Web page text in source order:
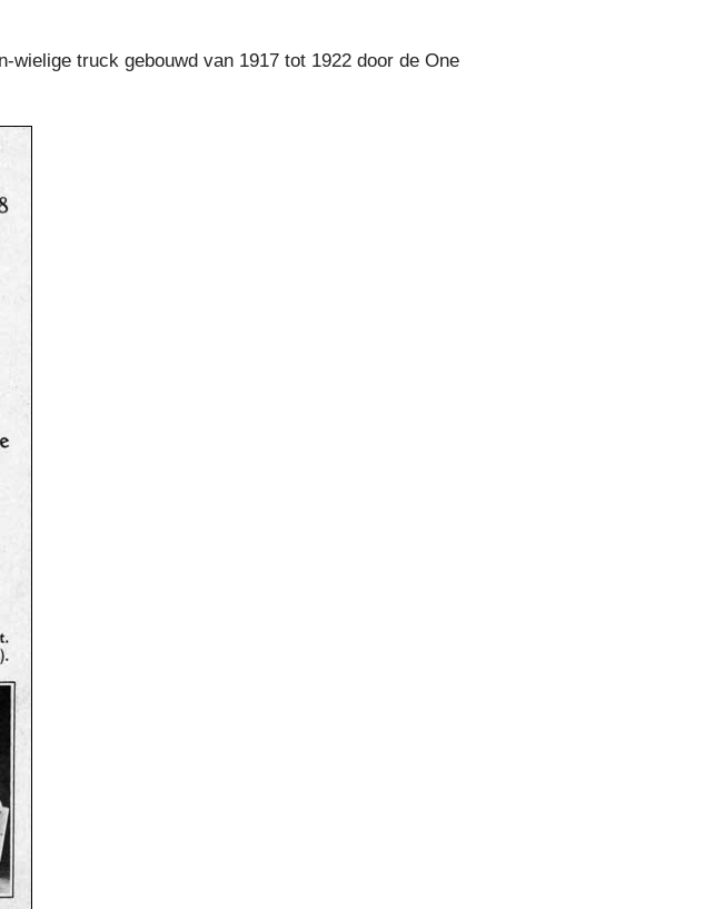
wielige truck gebouwd van 1917 tot 1922 door de One